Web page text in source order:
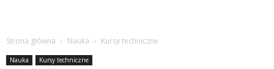
Strona główna Nauka Kursy techniczne
Nauka Kursy techniczne